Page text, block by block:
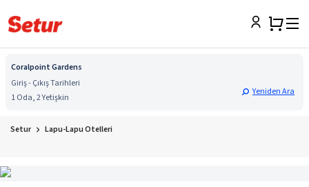
Coralpoint Gardens
Giriş - Çıkış Tarihleri
1 Oda, 2 Yetişkin
Yeniden Ara
Setur Lapu-Lapu Otelleri